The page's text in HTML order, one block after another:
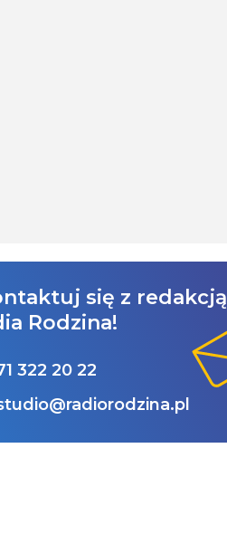
się z redakcją
Rodzina!
322 20 22